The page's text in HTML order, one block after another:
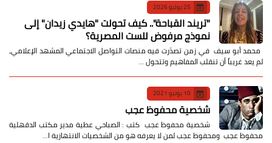
25 يوليو 2026
​"تريند القباحة".. كيف تحولت "هايدي زيدان" إلى
نموذج مرفوض للست المصرية؟
​ محمد أبو سيف ​في زمن تصدّرت فيه منصات التواصل الاجتماعي المشهد الإعلامي،
لم يعد غريباً أن تنقلب المفاهيم وتتحول …
10 يونيو 2021
شخصية محفوظ عجب
شخصية محفوظ عجب كتب : الصباحي عطية مدير مكتب الدقهلية
محفوظ عجب ومحفوظ عجب لمن لا يعرفه هو من الشخصيات الانتهازية ا…